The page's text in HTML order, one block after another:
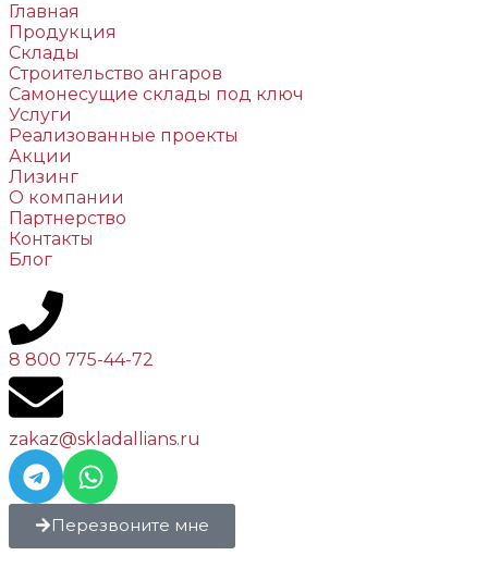
Главная
Продукция
Склады
Строительство ангаров
Самонесущие склады под ключ
Услуги
Реализованные проекты
Акции
Лизинг
О компании
Партнерство
Контакты
Блог
8 800 775-44-72
zakaz@skladallians.ru
Перезвоните мне